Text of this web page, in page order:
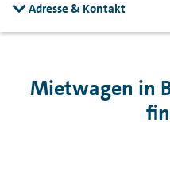
Adresse & Kontakt
Mietwagen in